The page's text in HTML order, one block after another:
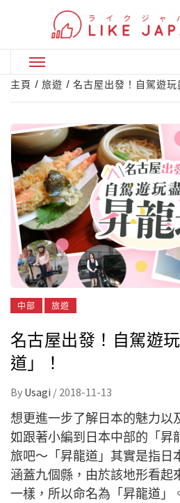
Primary
Menu
主頁 旅遊 名古屋出發！自駕遊玩
中部 旅遊
名古屋出發！自駕遊
道」！
By Usagi / 2018-11-13
想更進一步了解日本的魅力以
如跟著小編到日本中部的「昇
旅吧～「昇龍道」其實是指日
涵蓋九個縣， 由於該地形看起
一樣 ，所以命名為「昇龍道